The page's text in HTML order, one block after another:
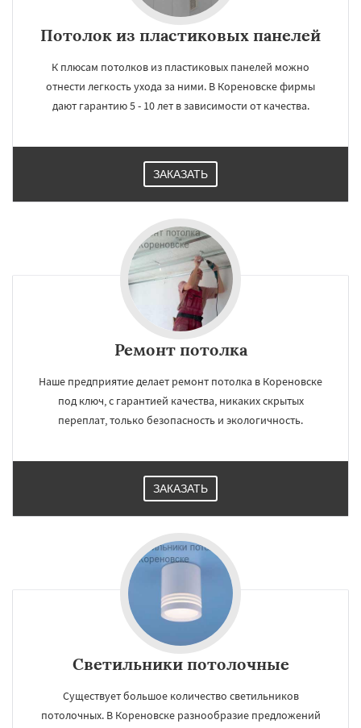
Потолок из пластиковых панелей
К плюсам потолков из пластиковых панелей можно
отнести легкость ухода за ними. В Кореновске фирмы
дают гарантию 5 - 10 лет в зависимости от качества.
ЗАКАЗАТЬ
Ремонт потолка
Наше предприятие делает ремонт потолка в Кореновске
под ключ, с гарантией качества, никаких скрытых
переплат, только безопасность и экологичность.
ЗАКАЗАТЬ
Светильники потолочные
Существует большое количество светильников
потолочных. В Кореновске разнообразие предложений